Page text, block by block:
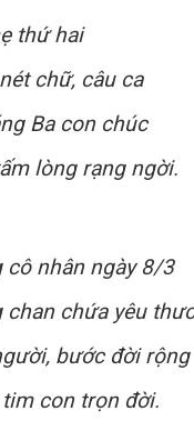
thứ hai
chữ, câu ca
Ba con chúc
lòng rạng ngời.
cô nhân ngày 8/3
chan chứa yêu
bước đời rộng
con trọn đời.